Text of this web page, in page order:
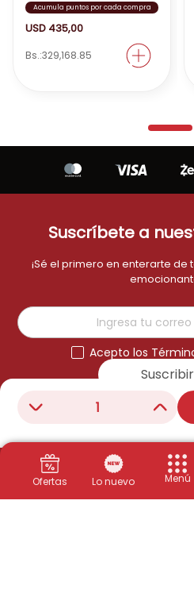
Ofertas Lo nuevo Menú
＋
－
Acumula puntos por cada compra
USD 435,00
Bs.:329,168.85
Suscríbete a
¡Sé el primero en enterarte de
Acepto los